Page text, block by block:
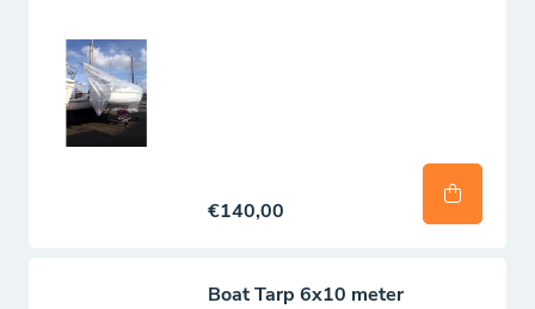
€140,00
Boat Tarp 6x10 meter